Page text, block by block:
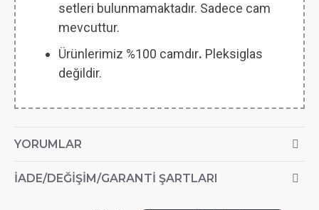
setleri bulunmamaktadır. Sadece cam
mevcuttur.
Ürünlerimiz %100 camdır. Pleksiglas
değildir.
YORUMLAR
İADE/DEĞIŞIM/GARANTI ŞARTLARI